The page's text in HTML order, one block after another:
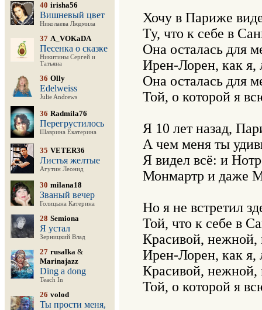
40 irisha56
Вишневый цвет
Николаева Людмила
37 A_VOKaDA
Песенка о сказке
Никитины Сергей и
Татьяна
36 Olly
Edelweiss
Julie Andrews
36 Radmila76
Перегрустилось
Шаврина Екатерина
35 VETER36
Листья желтые
Агутин Леонид
30 milana18
Званый вечер
Голицына Катерина
28 Semiona
Я устал
Зерницкий Влад
27 rusalka &
Marinajazz
Ding a dong
Teach In
26 volod
Ты прости меня,
Хочу в Париже
Ту, что к себе в
Она осталась для
Ирен-Лорен, как я,
Она осталась для
Той, о которой я
Я 10 лет назад,
А чем меня ты
Я видел всё: и
Монмартр и даже
Но я не встретил
Той, что к себе в
Красивой, нежной,
Ирен-Лорен, как я,
Красивой, нежной,
Той, о которой я